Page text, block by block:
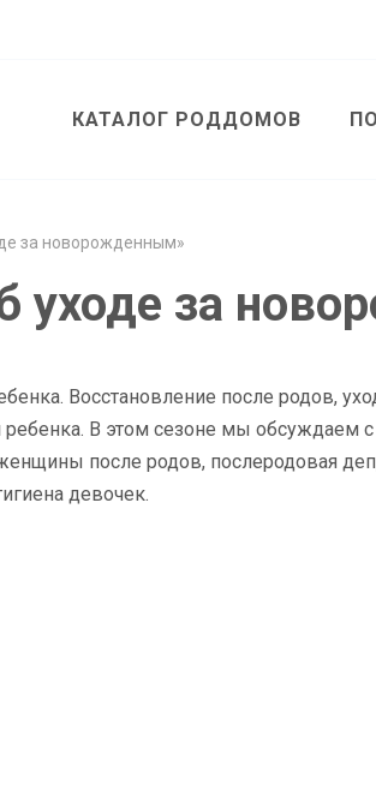
КАТАЛОГ РОДДОМОВ
за новорожденным»
уходе за
Восстановление после родов,
В этом сезоне мы
после родов, послеродовая
девочек.